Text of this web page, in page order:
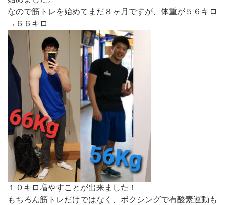
なので筋トレを始めてまだ８ヶ月ですが、体重が５６キロ
→６６キロ
１０キロ増やすことが出来ました！
もちろん筋トレだけではなく、ボクシングで有酸素運動も